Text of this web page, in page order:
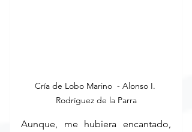
Cría de Lobo Marino  - Alonso I.
Rodríguez de la Parra
Aunque, me hubiera encantado,